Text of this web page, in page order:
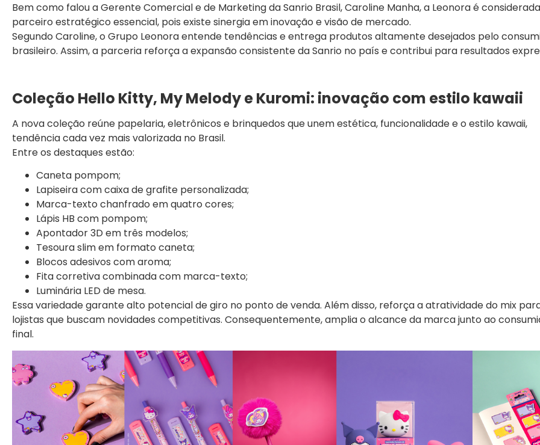
Bem como falou a Gerente Comercial e de Marketing da Sanrio Brasil, Caroline Manha, a Leonora é
parceiro estratégico essencial, pois existe sinergia em inovação e visão de mercado.
Segundo Caroline, o Grupo Leonora entende tendências e entrega produtos altamente desejados pelo
brasileiro. Assim, a parceria reforça a expansão consistente da Sanrio no país e contribui para resultados
Coleção Hello Kitty, My Melody e Kuromi: inovação com estilo kawaii
A nova coleção reúne papelaria, eletrônicos e brinquedos que unem estética, funcionalidade e o estilo kawaii,
tendência cada vez mais valorizada no Brasil.
Entre os destaques estão:
Caneta pompom;
Lapiseira com caixa de grafite personalizada;
Marca-texto chanfrado em quatro cores;
Lápis HB com pompom;
Apontador 3D em três modelos;
Tesoura slim em formato caneta;
Blocos adesivos com aroma;
Fita corretiva combinada com marca-texto;
Luminária LED de mesa.
Essa variedade garante alto potencial de giro no ponto de venda. Além disso, reforça a atratividade do mix
lojistas que buscam novidades competitivas. Consequentemente, amplia o alcance da marca junto ao
final.